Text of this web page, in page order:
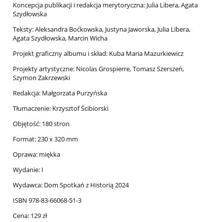
Koncepcja publikacji i redakcja merytoryczna: Julia Libera, Agata
Szydłowska
Teksty: Aleksandra Boćkowska, Justyna Jaworska, Julia Libera,
Agata Szydłowska, Marcin Wicha
Projekt graficzny albumu i skład: Kuba Maria Mazurkiewicz
Projekty artystyczne: Nicolas Grospierre, Tomasz Szerszeń,
Szymon Zakrzewski
Redakcja: Małgorzata Purzyńska
Tłumaczenie: Krzysztof Ścibiorski
Objętość: 180 stron
Format: 230 x 320 mm
Oprawa: miękka
Wydanie: I
Wydawca: Dom Spotkań z Historią 2024
ISBN 978-83-66068-51-3
Cena: 129 zł